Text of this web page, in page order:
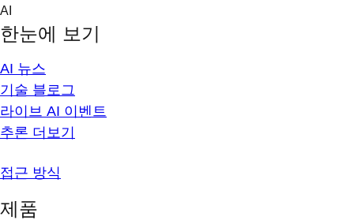
Skip
content
AI
한눈에 보기
AI 뉴스
기술 블로그
라이브 AI 이벤트
추론 더보기
접근 방식
제품